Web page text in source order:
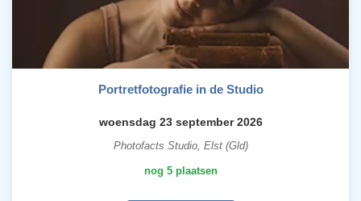
Portretfotografie in de Studio
woensdag 23 september 2026
Photofacts Studio, Elst (Gld)
nog 5 plaatsen